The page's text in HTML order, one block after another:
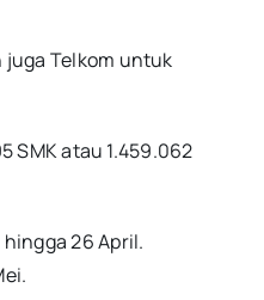
juga Telkom untuk
SMK atau 1.459.062
26 April.